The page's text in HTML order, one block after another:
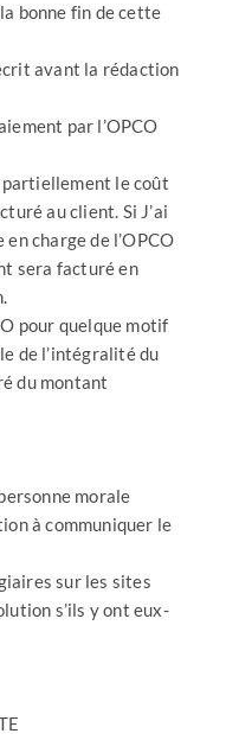
bonne fin de cette
avant la rédaction
par l’OPCO
partiellement le coût
au client. Si J’ai
charge de l’OPCO
sera facturé en
pour quelque motif
de l’intégralité du
du montant
morale
à communiquer le
sur les sites
s’ils y ont eux-